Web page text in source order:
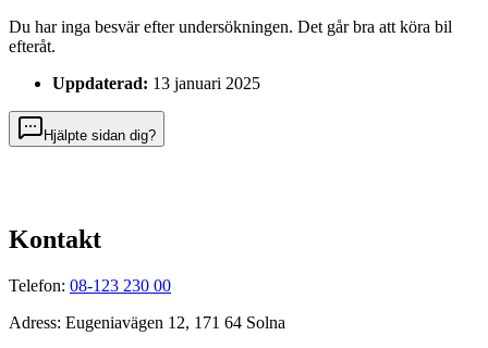
Du har inga besvär efter undersökningen. Det går bra att köra bil
efteråt.
Uppdaterad: 13 januari 2025
Hjälpte sidan dig?
Kontakt
Telefon: 08-123 230 00
Adress: Eugeniavägen 12, 171 64 Solna